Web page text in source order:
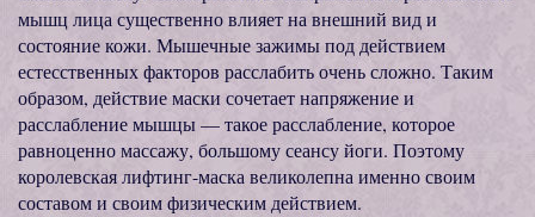
мышц лица существенно влияет на внешний вид и
состояние кожи. Мышечные зажимы под действием
естесственных факторов расслабить очень сложно. Таким
образом, действие маски сочетает напряжение и
расслабление мышцы — такое расслабление, которое
равноценно массажу, большому сеансу йоги. Поэтому
королевская лифтинг-маска великолепна именно своим
составом и своим физическим действием.